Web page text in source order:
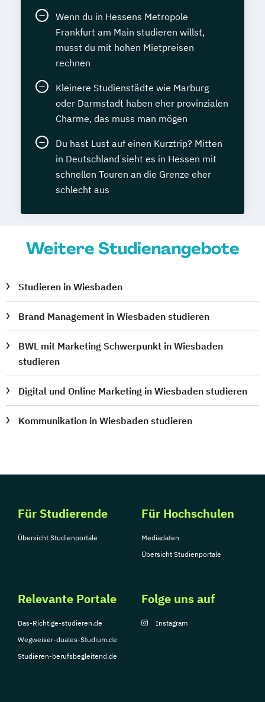
Wenn du in Hessens Metropole
Frankfurt am Main studieren willst,
musst du mit hohen Mietpreisen
rechnen
Kleinere Studienstädte wie Marburg
oder Darmstadt haben eher provinzialen
Charme, das muss man mögen
Du hast Lust auf einen Kurztrip? Mitten
in Deutschland sieht es in Hessen mit
schnellen Touren an die Grenze eher
schlecht aus
Weitere Studienangebote
Studieren in Wiesbaden
Brand Management in Wiesbaden studieren
BWL mit Marketing Schwerpunkt in Wiesbaden
studieren
Digital und Online Marketing in Wiesbaden studieren
Kommunikation in Wiesbaden studieren
Für Studierende
Übersicht Studienportale
Für Hochschulen
Mediadaten
Übersicht Studienportale
Relevante Portale
Das-Richtige-studieren.de
Wegweiser-duales-Studium.de
Studieren-berufsbegleitend.de
Folge uns auf
Instagram